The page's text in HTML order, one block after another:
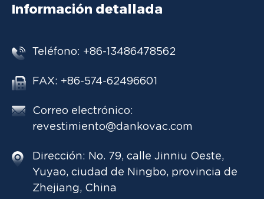
Información detallada
Teléfono: +86-13486478562
FAX: +86-574-62496601
Correo electrónico:
revestimiento@dankovac.com
Dirección: No. 79, calle Jinniu Oeste,
Yuyao, ciudad de Ningbo, provincia de
Zhejiang, China